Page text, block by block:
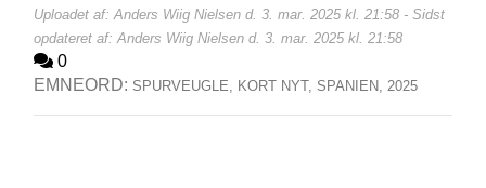
Uploadet af: Anders Wiig Nielsen d. 3. mar. 2025 kl. 21:58 - Sidst
opdateret af: Anders Wiig Nielsen d. 3. mar. 2025 kl. 21:58
0
EMNEORD: SPURVEUGLE, KORT NYT, SPANIEN, 2025